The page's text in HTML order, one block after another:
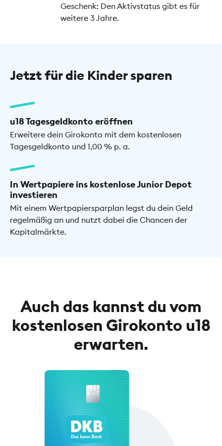
Geschenk: Den Aktivstatus gibt es für
weitere 3 Jahre.
Jetzt für die Kinder sparen
u18 Tagesgeldkonto eröffnen
Erweitere dein Girokonto mit dem kostenlosen
Tagesgeldkonto und 1,00 % p. a.
In Wertpapiere ins kostenlose Junior Depot
investieren
Mit einem Wertpapiersparplan legst du dein Geld
regelmäßig an und nutzt dabei die Chancen der
Kapitalmärkte.
Auch das kannst du vom
kostenlosen Girokonto u18
erwarten.